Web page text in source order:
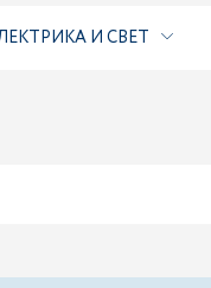
И СВЕТ